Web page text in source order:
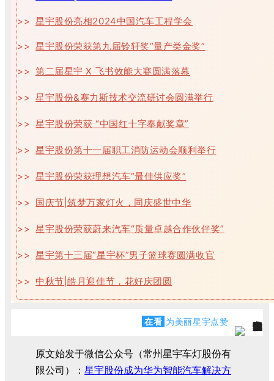
>>星宇股份亮相2024中国汽车工程学会
>>星宇股份荣获第九届铃轩奖“量产类金奖”
>>第二届星宇 X 飞书效能大赛圆满落幕
>>星宇股份&赛力斯技术交流研讨会圆满举行
>>星宇股份荣获 “中国红十字奉献奖章”
>>星宇股份第十一届职工消防运动会顺利举行
>>星宇股份荣获理想汽车“最佳供应奖”
>> 国庆节|筑梦万家灯火，同庆盛世中华
>>星宇股份荣获蔚来汽车“质量卓越合作伙伴奖”
>>星宇第十三届“星宇杯”男子篮球赛圆满收官
>>中秋节|皓月迎佳节，花好庆团圆
在看 为美丽星宇点赞
原文始发于微信公众号（常州星宇车灯股份有
限公司）： 星宇股份成为华为智能汽车解决方